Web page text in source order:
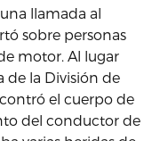
llamada al
sobre personas
motor. Al lugar
de la División de
el cuerpo de
del conductor de